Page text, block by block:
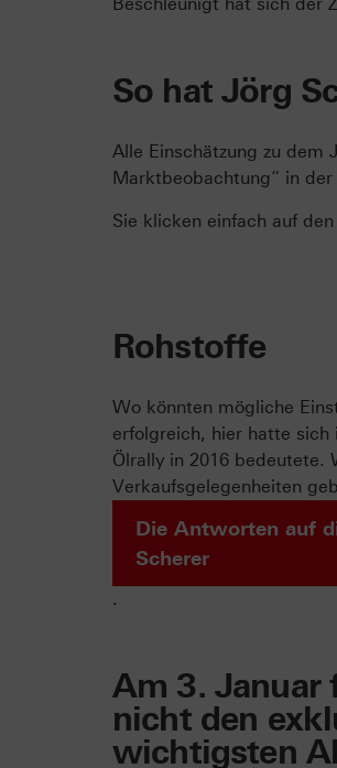
So hat Jörg
Alle Einschätzung zu dem
Marktbeobachtung“ in
Sie klicken einfach auf
Rohstoffe
Wo könnten mögliche
erfolgreich, hier hatte
Ölrally in 2016 bedeutete.
Verkaufsgelegenheiten
Die Antworten auf
Scherer
.
Am 3. Januar
nicht den
wichtigsten